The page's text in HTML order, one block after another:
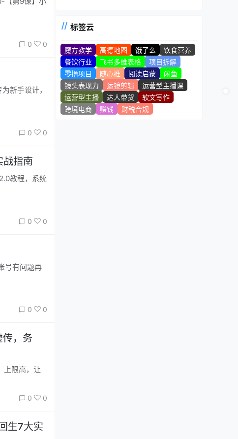
0 0
0 0
战指南
0 0
0 0
，务
上限高，让
0 0
生7大实
标签云
魔方教学 高德地图 饿了么
饮食营养
餐饮行业
飞书多维表格
项目拆解
零撸项目
随心推 阅读启蒙
闲鱼
镜头表现力
运镜剪辑
运营型主播课
运营型主播
达人带货
软文写作
跨境电商
赚钱 财税合规